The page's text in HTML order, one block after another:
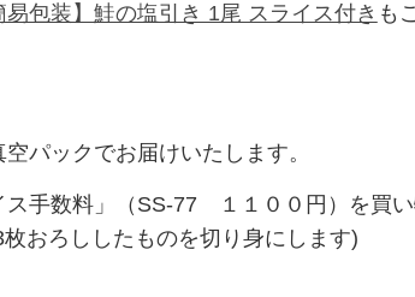
易包装】鮭の塩引き 1尾 スライス付き も
パックでお届けいたします。
ス手数料」（SS-77 １１００円）を買
おろししたものを切り身にします)